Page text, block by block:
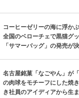
コーヒーゼリーの海に浮か
全国のベローチェで黒猫グ
「サマーバッグ」の発売が
名古屋銘菓「なごやん」が
の肉球をモチーフにした焼
き社員のアイディアから生